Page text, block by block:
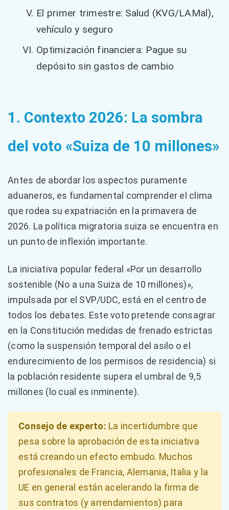
El primer trimestre: Salud (KVG/LAMal),
vehículo y seguro
Optimización financiera: Pague su
depósito sin gastos de cambio
1. Contexto 2026: La sombra
del voto «Suiza de 10 millones»
Antes de abordar los aspectos puramente
aduaneros, es fundamental comprender el clima
que rodea su expatriación en la primavera de
2026. La política migratoria suiza se encuentra en
un punto de inflexión importante.
La iniciativa popular federal «Por un desarrollo
sostenible (No a una Suiza de 10 millones)»,
impulsada por el SVP/UDC, está en el centro de
todos los debates. Este voto pretende consagrar
en la Constitución medidas de frenado estrictas
(como la suspensión temporal del asilo o el
endurecimiento de los permisos de residencia) si
la población residente supera el umbral de 9,5
millones (lo cual es inminente).
Consejo de experto: La incertidumbre que
pesa sobre la aprobación de esta iniciativa
está creando un efecto embudo. Muchos
profesionales de Francia, Alemania, Italia y la
UE en general están acelerando la firma de
sus contratos (y arrendamientos) para